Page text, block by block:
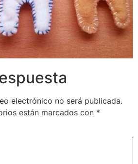
electrónico no será publicada.
están marcados con *